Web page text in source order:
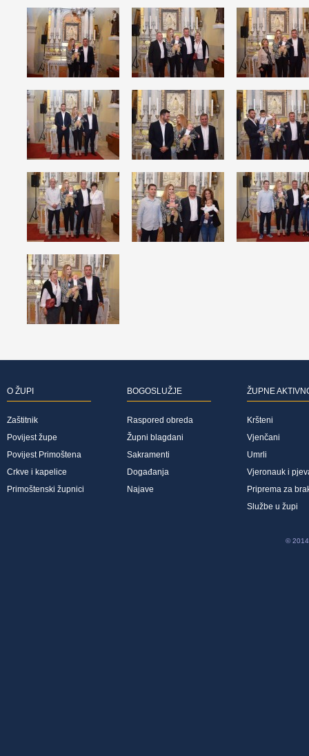
O ŽUPI
Zaštitnik
Povijest župe
Povijest Primoštena
Crkve i kapelice
Primoštenski župnici
BOGOSLUŽJE
Raspored obreda
Župni blagdani
Sakramenti
Događanja
Najave
ŽUPNE
Kršteni
Vjenčani
Umrli
Vjeronauk i
Priprema za
Službe u župi
© 2014